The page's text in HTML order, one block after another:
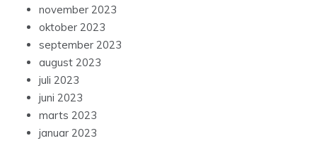
november 2023
oktober 2023
september 2023
august 2023
juli 2023
juni 2023
marts 2023
januar 2023